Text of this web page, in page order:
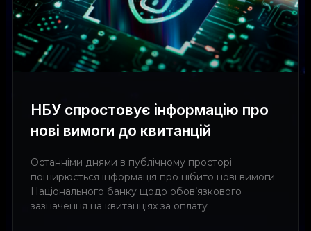
НБУ спростовує інформацію про
нові вимоги до квитанцій
Останніми днями в публічному просторі
поширюється інформація про нібито нові вимоги
Національного банку щодо обов’язкового
зазначення на квитанціях за оплату